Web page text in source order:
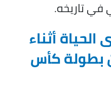
في تاريخه.
أثناء
بطولة كأس